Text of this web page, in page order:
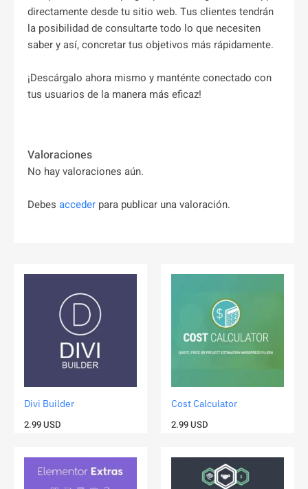
directamente desde tu sitio web. Tus clientes tendrán
la posibilidad de consultarte todo lo que necesiten
saber y así, concretar tus objetivos más rápidamente.
¡Descárgalo ahora mismo y manténte conectado con
tus usuarios de la manera más eficaz!
Valoraciones
No hay valoraciones aún.
Debes acceder para publicar una valoración.
Divi Builder
2.99USD
Cost Calculator
2.99USD